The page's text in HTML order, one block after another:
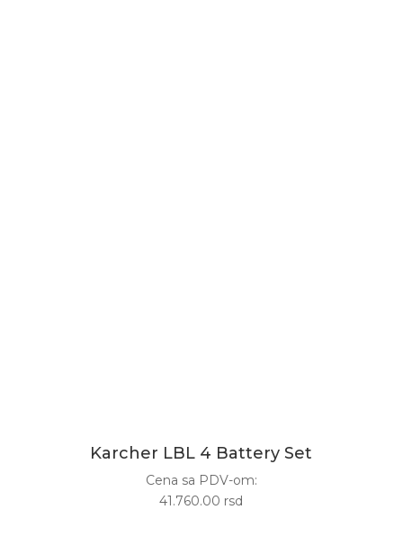
Karcher LBL 4 Battery Set
Cena sa PDV-om:
41.760.00 rsd